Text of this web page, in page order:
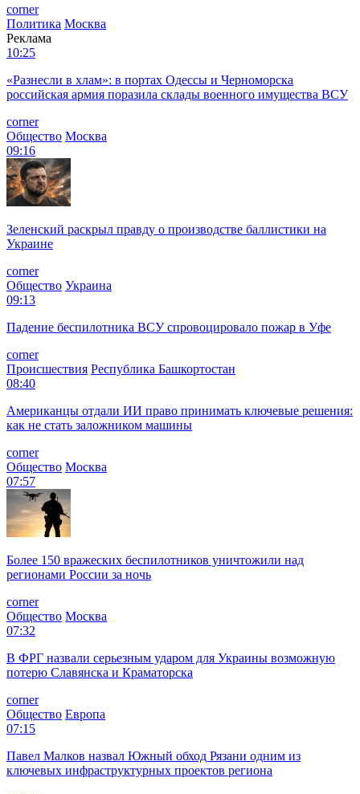
corner
Политика Москва
Реклама
10:25
«Разнесли в хлам»: в портах Одессы и Черноморска
российская армия поразила склады военного имущества ВСУ
corner
Общество Москва
09:16
Зеленский раскрыл правду о производстве баллистики на
Украине
corner
Общество Украина
09:13
Падение беспилотника ВСУ спровоцировало пожар в Уфе
corner
Происшествия Республика Башкортостан
08:40
Американцы отдали ИИ право принимать ключевые решения:
как не стать заложником машины
corner
Общество Москва
07:57
Более 150 вражеских беспилотников уничтожили над
регионами России за ночь
corner
Общество Москва
07:32
В ФРГ назвали серьезным ударом для Украины возможную
потерю Славянска и Краматорска
corner
Общество Европа
07:15
Павел Малков назвал Южный обход Рязани одним из
ключевых инфраструктурных проектов региона